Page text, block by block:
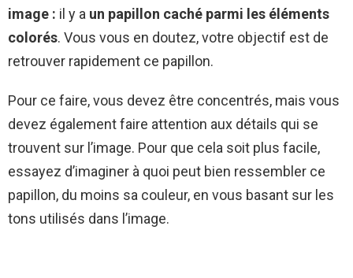
image : il y a un papillon caché parmi les éléments
colorés. Vous vous en doutez, votre objectif est de
retrouver rapidement ce papillon.
Pour ce faire, vous devez être concentrés, mais vous
devez également faire attention aux détails qui se
trouvent sur l’image. Pour que cela soit plus facile,
essayez d’imaginer à quoi peut bien ressembler ce
papillon, du moins sa couleur, en vous basant sur les
tons utilisés dans l’image.